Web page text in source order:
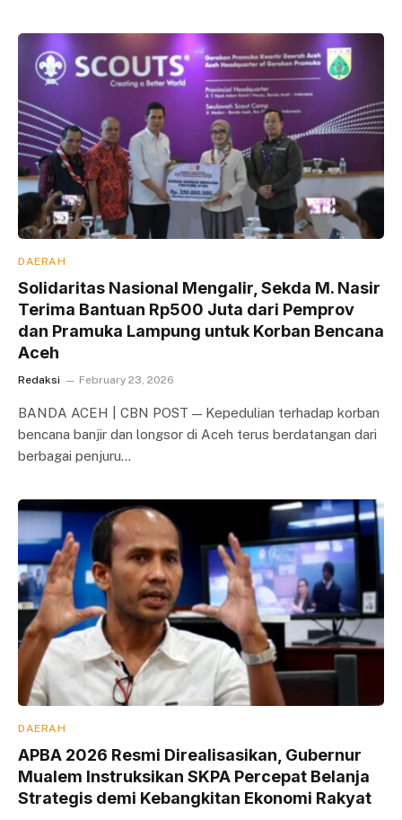
DAERAH
Solidaritas Nasional Mengalir, Sekda M. Nasir
Terima Bantuan Rp500 Juta dari Pemprov
dan Pramuka Lampung untuk Korban Bencana
Aceh
Redaksi February 23, 2026
BANDA ACEH | CBN POST — Kepedulian terhadap korban
bencana banjir dan longsor di Aceh terus berdatangan dari
berbagai penjuru…
DAERAH
APBA 2026 Resmi Direalisasikan, Gubernur
Mualem Instruksikan SKPA Percepat Belanja
Strategis demi Kebangkitan Ekonomi Rakyat